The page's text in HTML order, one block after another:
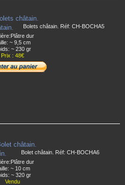
Bolets châtain. Réf: CH-BOCHA5
dur
~ 9,5 cm
~ 230 gr
Prix : 48€
Bolet châtain. Réf: CH-BOCHA6
dur
~ 10 cm
~ 320 gr
Vendu